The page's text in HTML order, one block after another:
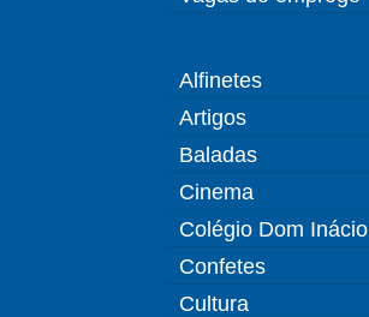
Alfinetes
Artigos
Baladas
Cinema
Colégio Dom Inácio
Confetes
Cultura